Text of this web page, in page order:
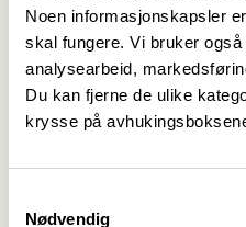
Noen informasjonskapsler
skal fungere. Vi bruker
analysearbeid,
Du kan fjerne de ulike
krysse på
Nødvendig
Bli med på
inn->
Medlemsfordel